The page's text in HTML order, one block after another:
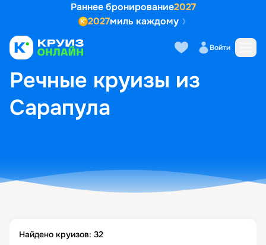
Раннее бронирование2027
2027миль каждому
Войти
ГЛАВНАЯ • ПОПУЛЯРНЫЕ НАПРАВЛЕНИЯ
РЕЧНЫЕ КРУИЗЫ ИЗ САРАПУЛА
Речные круизы из
Сарапула
Найдено круизов: 32